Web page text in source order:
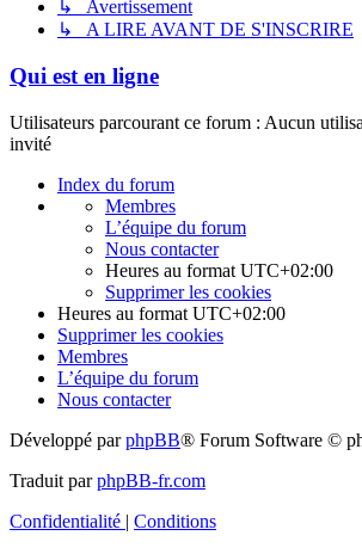
↳ Avertissement
↳ A LIRE AVANT DE S'INSCRIRE
Qui est en ligne
Utilisateurs parcourant ce forum : Aucun
invité
Index du forum
Membres
L’équipe du forum
Nous contacter
Heures au format UTC+02:00
Supprimer les cookies
Heures au format UTC+02:00
Supprimer les cookies
Membres
L’équipe du forum
Nous contacter
Développé parphpBB® Forum Software ©
Traduit parphpBB-fr.com
Confidentialité | Conditions